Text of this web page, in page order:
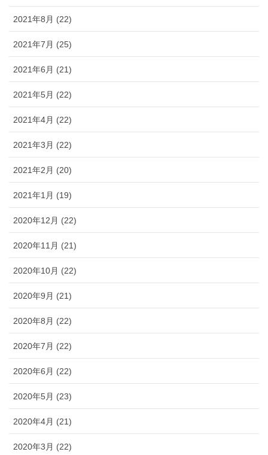
2021年8月 (22)
2021年7月 (25)
2021年6月 (21)
2021年5月 (22)
2021年4月 (22)
2021年3月 (22)
2021年2月 (20)
2021年1月 (19)
2020年12月 (22)
2020年11月 (21)
2020年10月 (22)
2020年9月 (21)
2020年8月 (22)
2020年7月 (22)
2020年6月 (22)
2020年5月 (23)
2020年4月 (21)
2020年3月 (22)